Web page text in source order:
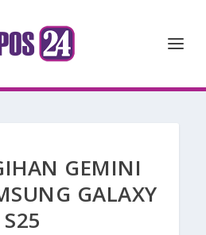
GEMINI
GALAXY
S25